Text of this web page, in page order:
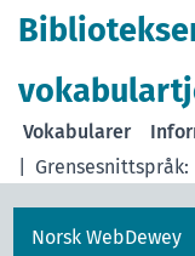
Grensesnittspråk:
Vokabularer
Norsk WebDewey